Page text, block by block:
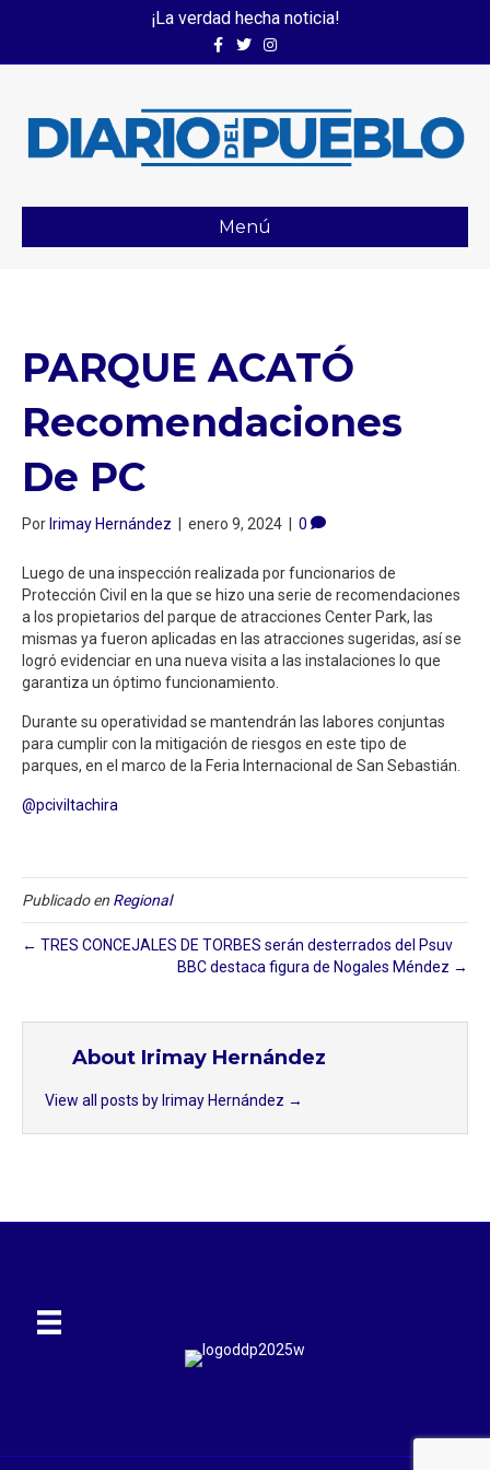
¡La verdad hecha noticia!
FacebookTwitterInstagram
Menú
PARQUE ACATÓ
Recomendaciones
De PC
PorIrimay Hernández | enero 9, 2024 | 0
Luego de una inspección realizada por funcionarios de
Protección Civil en la que se hizo una serie de recomendaciones
a los propietarios del parque de atracciones Center Park, las
mismas ya fueron aplicadas en las atracciones sugeridas, así se
logró evidenciar en una nueva visita a las instalaciones lo que
garantiza un óptimo funcionamiento.
Durante su operatividad se mantendrán las labores conjuntas
para cumplir con la mitigación de riesgos en este tipo de
parques, en el marco de la Feria Internacional de San Sebastián.
@pciviltachira
Publicado en Regional
← TRES CONCEJALES DE TORBES serán desterrados del Psuv
BBC destaca figura de Nogales Méndez →
About Irimay Hernández
View all posts by Irimay Hernández →